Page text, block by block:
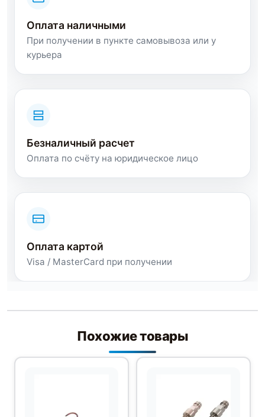
Оплата наличными
При получении в пункте самовывоза или у
курьера
Безналичный расчет
Оплата по счёту на юридическое лицо
Оплата картой
Visa / MasterCard при получении
Похожие товары